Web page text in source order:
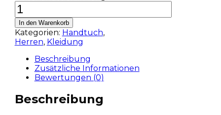
In den Warenkorb
Kategorien: Handtuch,
Herren, Kleidung
Beschreibung
Zusätzliche Informationen
Bewertungen (0)
Beschreibung